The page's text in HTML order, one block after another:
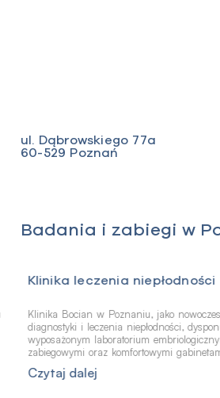
ul. Dąbrowskiego 77a
60-529 Poznań
Badania i zabiegi w
Klinika leczenia niepłodności
Klinika Bocian w Poznaniu, jako
diagnostyki i leczenia niepłodności,
wyposażonym laboratorium
zabiegowymi oraz komfortowymi
Czytaj dalej